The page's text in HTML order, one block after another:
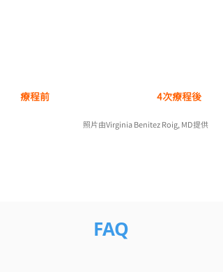
療程前 4次療程後
照片由Virginia Benitez Roig, MD提供
FAQ